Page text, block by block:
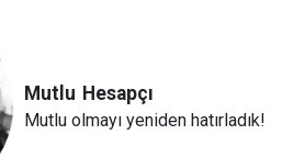
Mutlu Hesapçı
Mutlu olmayı yeniden hatırladık!